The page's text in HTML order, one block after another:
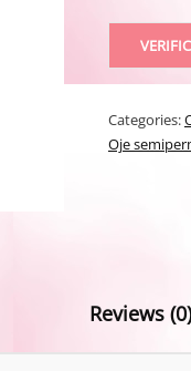
Categories:
Oje
Reviews (0)